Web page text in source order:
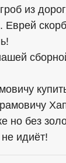
из
Еврей
но без
идиёт!